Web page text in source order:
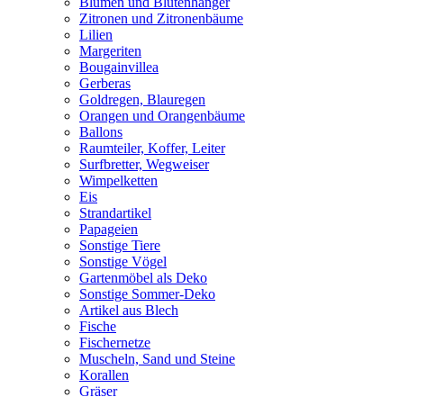
Zitronen und Zitronenbäume
Lilien
Margeriten
Bougainvillea
Gerberas
Goldregen, Blauregen
Orangen und Orangenbäume
Ballons
Raumteiler, Koffer, Leiter
Surfbretter, Wegweiser
Wimpelketten
Eis
Strandartikel
Papageien
Sonstige Tiere
Sonstige Vögel
Gartenmöbel als Deko
Sonstige Sommer-Deko
Artikel aus Blech
Fische
Fischernetze
Muscheln, Sand und Steine
Korallen
Gräser